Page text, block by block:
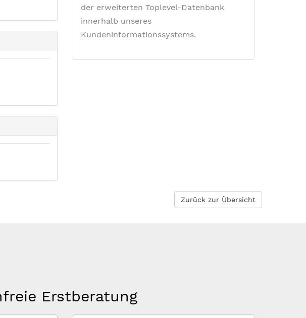
der erweiterten Toplevel-Datenbank
innerhalb unseres
Kundeninformationssystems.
Zurück zur Übersicht
Erstberatung